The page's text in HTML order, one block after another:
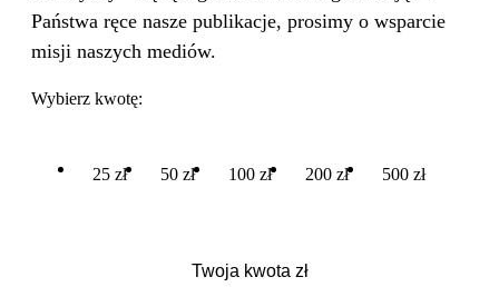
Państwa ręce nasze publikacje, prosimy o wsparcie
misji naszych mediów.
Wybierz kwotę:
25 zł 50 zł 100 zł 200 zł 500 zł